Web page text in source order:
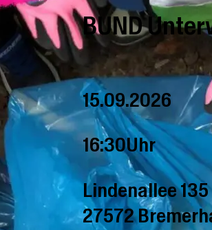
BUND
15.09.2026
16:30Uhr
Lindenallee 135
27572